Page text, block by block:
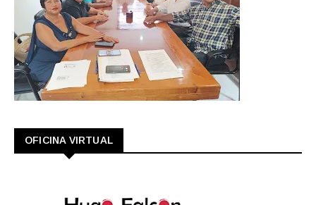
OFICINA VIRTUAL